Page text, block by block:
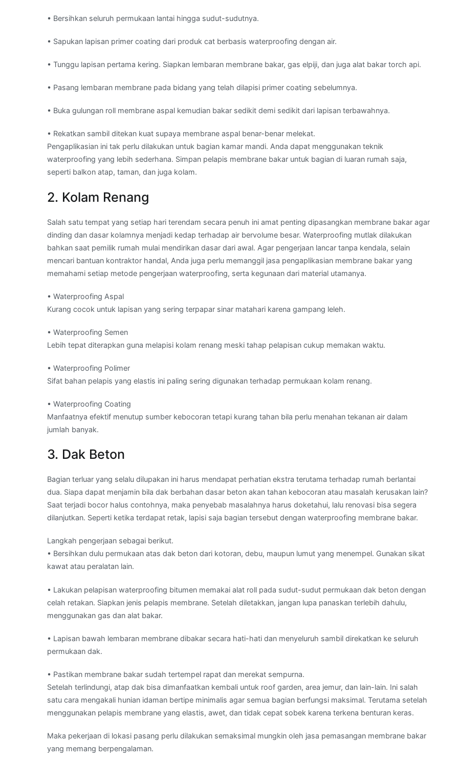
• Bersihkan seluruh permukaan lantai hingga sudut-sudutnya.
• Sapukan lapisan primer coating dari produk cat berbasis waterproofing dengan air.
• Tunggu lapisan pertama kering. Siapkan lembaran membrane bakar, gas elpiji, dan juga alat bakar torch api.
• Pasang lembaran membrane pada bidang yang telah dilapisi primer coating sebelumnya.
• Buka gulungan roll membrane aspal kemudian bakar sedikit demi sedikit dari lapisan terbawahnya.
• Rekatkan sambil ditekan kuat supaya membrane aspal benar-benar melekat.
Pengaplikasian ini tak perlu dilakukan untuk bagian kamar mandi. Anda dapat menggunakan teknik
waterproofing yang lebih sederhana. Simpan pelapis membrane bakar untuk bagian di luaran rumah saja,
seperti balkon atap, taman, dan juga kolam.
2. Kolam Renang
Salah satu tempat yang setiap hari terendam secara penuh ini amat penting dipasangkan membrane bakar agar
dinding dan dasar kolamnya menjadi kedap terhadap air bervolume besar. Waterproofing mutlak dilakukan
bahkan saat pemilik rumah mulai mendirikan dasar dari awal. Agar pengerjaan lancar tanpa kendala, selain
mencari bantuan kontraktor handal, Anda juga perlu memanggil jasa pengaplikasian membrane bakar yang
memahami setiap metode pengerjaan waterproofing, serta kegunaan dari material utamanya.
• Waterproofing Aspal
Kurang cocok untuk lapisan yang sering terpapar sinar matahari karena gampang leleh.
• Waterproofing Semen
Lebih tepat diterapkan guna melapisi kolam renang meski tahap pelapisan cukup memakan waktu.
• Waterproofing Polimer
Sifat bahan pelapis yang elastis ini paling sering digunakan terhadap permukaan kolam renang.
• Waterproofing Coating
Manfaatnya efektif menutup sumber kebocoran tetapi kurang tahan bila perlu menahan tekanan air dalam
jumlah banyak.
3. Dak Beton
Bagian terluar yang selalu dilupakan ini harus mendapat perhatian ekstra terutama terhadap rumah berlantai
dua. Siapa dapat menjamin bila dak berbahan dasar beton akan tahan kebocoran atau masalah kerusakan lain?
Saat terjadi bocor halus contohnya, maka penyebab masalahnya harus doketahui, lalu renovasi bisa segera
dilanjutkan. Seperti ketika terdapat retak, lapisi saja bagian tersebut dengan waterproofing membrane bakar.
Langkah pengerjaan sebagai berikut.
• Bersihkan dulu permukaan atas dak beton dari kotoran, debu, maupun lumut yang menempel. Gunakan sikat
kawat atau peralatan lain.
• Lakukan pelapisan waterproofing bitumen memakai alat roll pada sudut-sudut permukaan dak beton dengan
celah retakan. Siapkan jenis pelapis membrane. Setelah diletakkan, jangan lupa panaskan terlebih dahulu,
menggunakan gas dan alat bakar.
• Lapisan bawah lembaran membrane dibakar secara hati-hati dan menyeluruh sambil direkatkan ke seluruh
permukaan dak.
• Pastikan membrane bakar sudah tertempel rapat dan merekat sempurna.
Setelah terlindungi, atap dak bisa dimanfaatkan kembali untuk roof garden, area jemur, dan lain-lain. Ini salah
satu cara mengakali hunian idaman bertipe minimalis agar semua bagian berfungsi maksimal. Terutama setelah
menggunakan pelapis membrane yang elastis, awet, dan tidak cepat sobek karena terkena benturan keras.
Maka pekerjaan di lokasi pasang perlu dilakukan semaksimal mungkin oleh jasa pemasangan membrane bakar
yang memang berpengalaman.